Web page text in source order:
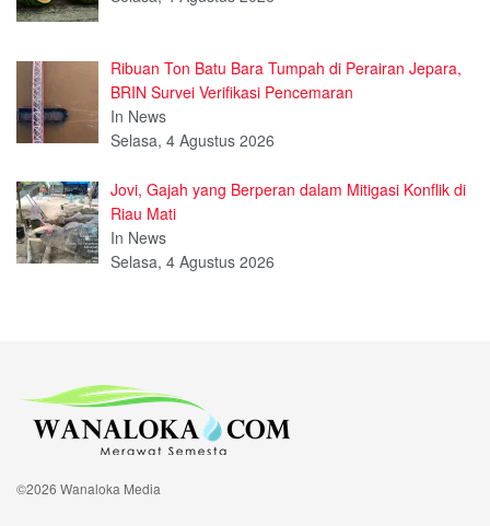
Ribuan Ton Batu Bara Tumpah di Perairan Jepara,
BRIN Survei Verifikasi Pencemaran
In News
Selasa, 4 Agustus 2026
Jovi, Gajah yang Berperan dalam Mitigasi Konflik di
Riau Mati
In News
Selasa, 4 Agustus 2026
©2026 Wanaloka Media